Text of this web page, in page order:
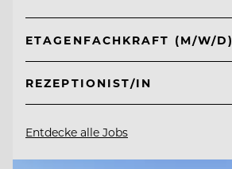
ETAGENFACHKRAFT (M/W/D)
REZEPTIONIST/IN
Entdecke alle Jobs